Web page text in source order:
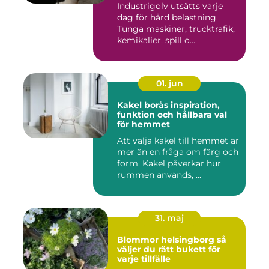
Industrigolv utsätts varje
dag för hård belastning.
Tunga maskiner, trucktrafik,
kemikalier, spill o...
01. jun
Kakel borås inspiration,
funktion och hållbara val
för hemmet
Att välja kakel till hemmet är
mer än en fråga om färg och
form. Kakel påverkar hur
rummen används, ...
31. maj
Blommor helsingborg så
väljer du rätt bukett för
varje tillfälle